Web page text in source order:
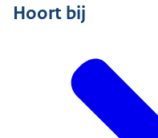
Hoort bij